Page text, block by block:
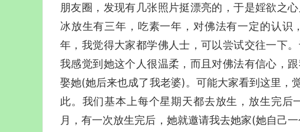
朋友圈，发现有几张照片挺漂亮的，于是婬欲之
冰放生有三年，吃素一年，对佛法有一定的认
年，我觉得大家都学佛人士，可以尝试交往一下
我感觉到她这个人很温柔，而且对佛法有信心，
娶她(她后来也成了我老婆)。可能大家看到这里，
此。我们基本上每个星期天都去放生，放生完
月，有一次放生完后，她就邀请我去她家(她自己